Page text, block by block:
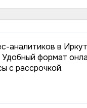
аналитиков в
формат
с рассрочкой.